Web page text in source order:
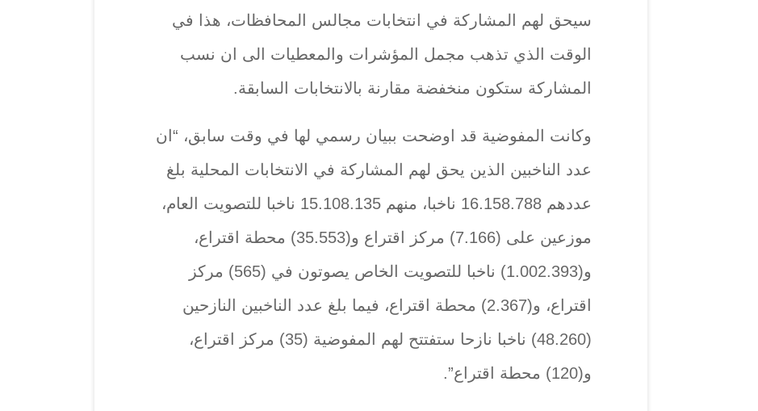
سيحق لهم المشاركة في انتخابات مجالس المحافظات، هذا في
الوقت الذي تذهب مجمل المؤشرات والمعطيات الى ان نسب
المشاركة ستكون منخفضة مقارنة بالانتخابات السابقة.
وكانت المفوضية قد اوضحت ببيان رسمي لها في وقت سابق، “ان
عدد الناخبين الذين يحق لهم المشاركة في الانتخابات المحلية بلغ
عددهم 16.158.788 ناخبا، منهم 15.108.135 ناخبا للتصويت العام،
موزعين على (7.166) مركز اقتراع و(35.553) محطة اقتراع،
و(1.002.393) ناخبا للتصويت الخاص يصوتون في (565) مركز
اقتراع، و(2.367) محطة اقتراع، فيما بلغ عدد الناخبين النازحين
(48.260) ناخبا نازحا ستفتتح لهم المفوضية (35) مركز اقتراع،
و(120) محطة اقتراع”.